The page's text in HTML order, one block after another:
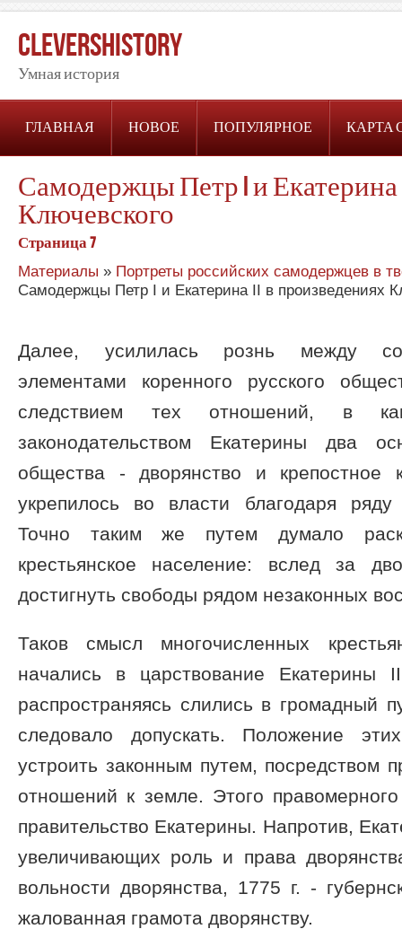
CleversHistory
Умная история
ГЛАВНАЯ НОВОЕ ПОПУЛЯРНОЕ КАРТА
Самодержцы Петр I и Екатерина
Ключевского
Страница 7
Материалы » Портреты российских самодержцев в
Самодержцы Петр I и Екатерина II в произведениях
Далее, усилилась рознь между
элементами коренного русского
следствием тех отношений, в
законодательством Екатерины два
общества - дворянство и крепостное
укрепилось во власти благодаря
Точно таким же путем думало
крестьянское население: вслед за
достигнуть свободы рядом незаконных
Таков смысл многочисленных
начались в царствование Екатерины
распространяясь слились в громадный
следовало допускать. Положение
устроить законным путем, посредством
отношений к земле. Этого
правительство Екатерины. Напротив,
увеличивающих роль и права
вольности дворянства, 1775 г. -
жалованная грамота дворянству.